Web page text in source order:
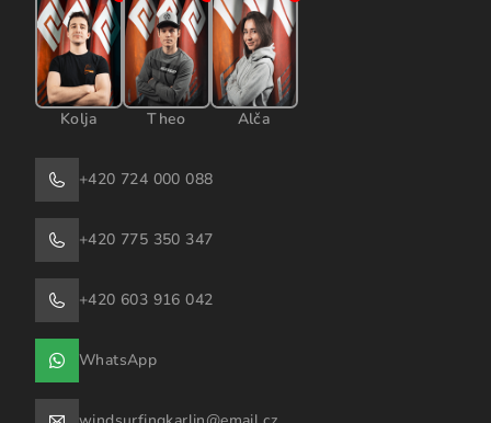
Kolja Theo Alča
+420 724 000 088
+420 775 350 347
+420 603 916 042
WhatsApp